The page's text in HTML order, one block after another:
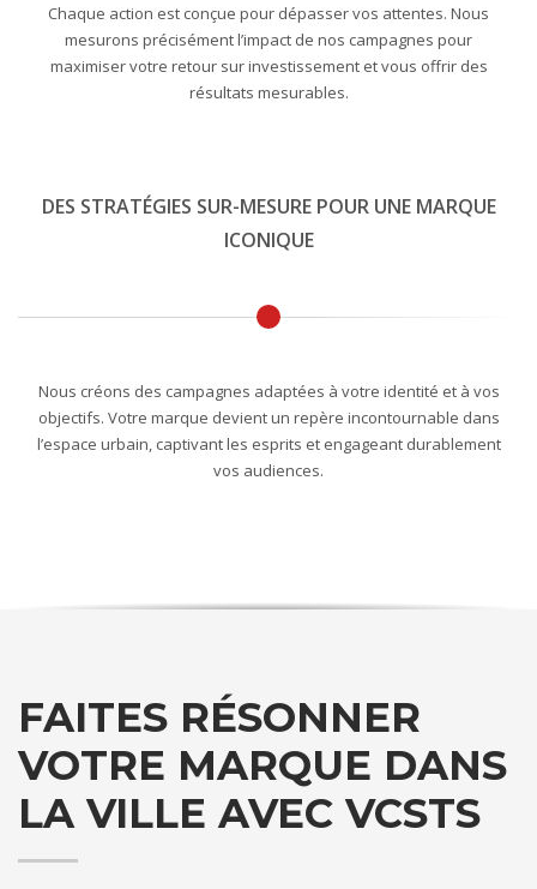
Chaque action est conçue pour dépasser vos attentes. Nous
mesurons précisément l’impact de nos campagnes pour
maximiser votre retour sur investissement et vous offrir des
résultats mesurables.
DES STRATÉGIES SUR-MESURE POUR UNE MARQUE
ICONIQUE
Nous créons des campagnes adaptées à votre identité et à vos
objectifs. Votre marque devient un repère incontournable dans
l’espace urbain, captivant les esprits et engageant durablement
vos audiences.
FAITES RÉSONNER
VOTRE MARQUE DANS
LA VILLE AVEC VCSTS